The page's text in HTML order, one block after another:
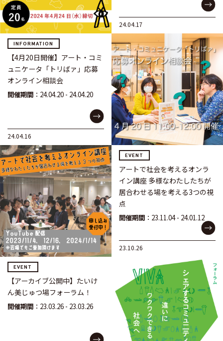
24.04.17
INFORMATION
【4月20日開催】アート・コミ
ュニケータ「トリばァ」応募
オンライン相談会
開催期間 ：24.04.20 - 24.04.20
24.04.16
EVENT
アートで社会を考えるオンラ
イン講座 多様なわたしたちが
居合わせる場を考える3つの視
点
開催期間 ：23.11.04 - 24.01.12
23.10.26
EVENT
【アーカイブ公開中】たいけ
ん美じゅつ場フォーラム！
開催期間 ：23.03.26 - 23.03.26